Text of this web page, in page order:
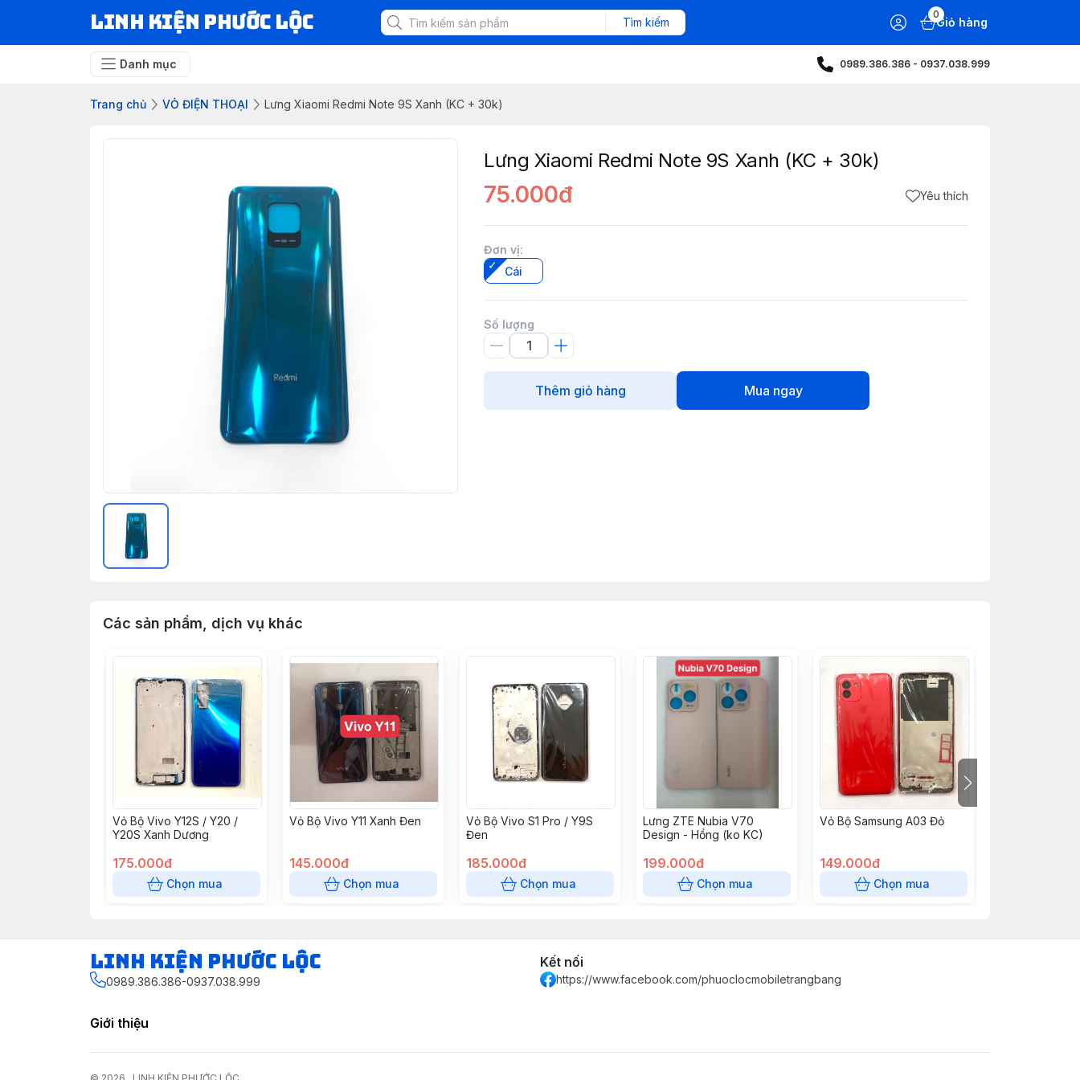
LINH KIỆN PHƯỚC LỘC Tìm kiếm
0
Giỏ hàng
Danh mục 0989.386.386 - 0937.038.999
Trang chủ VỎ ĐIỆN THOẠI Lưng Xiaomi Redmi Note 9S Xanh (KC + 30k)
Lưng Xiaomi Redmi Note 9S Xanh (KC + 30k)
75.000đ Yêu thích
Đơn vị:
Cái
Số lượng
Thêm giỏ hàng Mua ngay
Các sản phẩm, dịch vụ khác
Vỏ Bộ Vivo Y12S / Y20 /
Y20S Xanh Dương
175.000đ
Chọn mua
Vỏ Bộ Vivo Y11 Xanh Đen
145.000đ
Chọn mua
Vỏ Bộ Vivo S1 Pro / Y9S
Đen
185.000đ
Chọn mua
Lưng ZTE Nubia V70
Design - Hồng (ko KC)
199.000đ
Chọn mua
Vỏ Bộ Samsung A03 Đỏ
149.000đ
Chọn mua
LINH KIỆN PHƯỚC LỘC
0989.386.386-0937.038.999
Kết nối
https://www.facebook.com/phuoclocmobiletrangbang
Giới thiệu